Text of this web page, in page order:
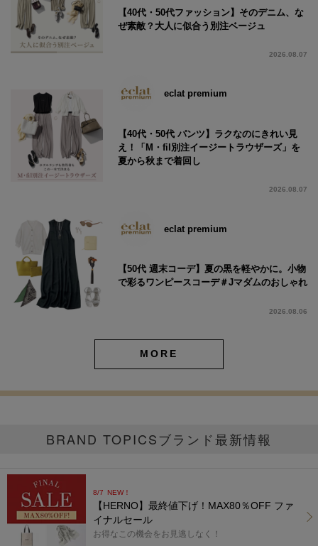
【40代・50代ファッション】そのデニム、な
ぜ素敵？大人に似合う別注ベージュ
2026.08.07
eclat premium
【40代・50代 パンツ】ラクなのにきれい見
え！「M・fil別注イージートラウザーズ」を
夏から秋まで着回し
2026.08.07
eclat premium
【50代 週末コーデ】夏の黒を軽やかに。小物
で彩るワンピースコーデ＃Jマダムのおしゃれ
2026.08.06
MORE
BRAND TOPICSブランド最新情報
8/7 NEW！
【HERNO】最終値下げ！MAX80％OFF ファ
イナルセール
お得なこの機会をお見逃しなく！